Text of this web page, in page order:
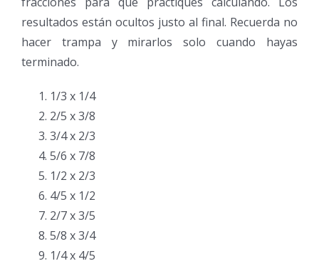
resultados están ocultos justo al final. Recuerda no
hacer trampa y mirarlos solo cuando hayas
terminado.
1/3 x 1/4
2/5 x 3/8
3/4 x 2/3
5/6 x 7/8
1/2 x 2/3
4/5 x 1/2
2/7 x 3/5
5/8 x 3/4
1/4 x 4/5